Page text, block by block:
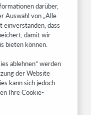
and much more—
darüber,
Auswahl von „Alle
einverstanden, dass
damit wir
bieten können.
ablehnen“ werden
der Website
kann sich jedoch
Ihre Cookie-